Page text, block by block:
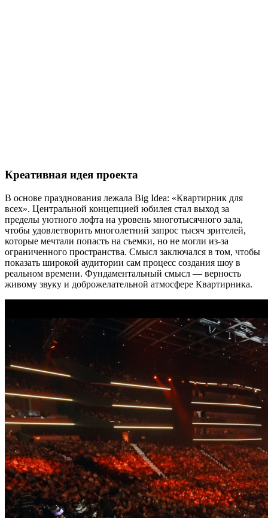
Креативная идея проекта
В основе празднования лежала Big Idea: «Квартирник для
всех». Центральной концепцией юбилея стал выход за
пределы уютного лофта на уровень многотысячного зала,
чтобы удовлетворить многолетний запрос тысяч зрителей,
которые мечтали попасть на съемки, но не могли из-за
ограниченного пространства. Смысл заключался в том, чтобы
показать широкой аудитории сам процесс создания шоу в
реальном времени. Фундаментальный смысл — верность
живому звуку и доброжелательной атмосфере Квартирника.